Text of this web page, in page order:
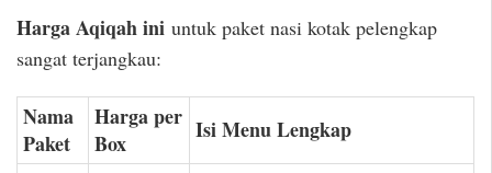
Harga Aqiqah ini untuk paket nasi kotak pelengkap
sangat terjangkau:
Nama
Paket
Harga per
Box
Isi Menu Lengkap